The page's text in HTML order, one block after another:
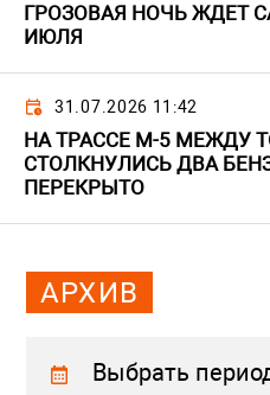
ГРОЗОВАЯ НОЧЬ ЖДЕТ
ИЮЛЯ
31.07.2026 11:42
НА ТРАССЕ М-5 МЕЖДУ
СТОЛКНУЛИСЬ ДВА
ПЕРЕКРЫТО
АРХИВ
Выбрать